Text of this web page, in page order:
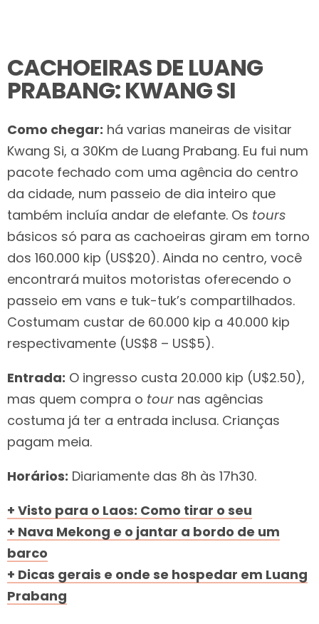
CACHOEIRAS DE LUANG
PRABANG: KWANG SI
Como chegar: há varias maneiras de visitar
Kwang Si, a 30Km de Luang Prabang. Eu fui num
pacote fechado com uma agência do centro
da cidade, num passeio de dia inteiro que
também incluía andar de elefante. Os tours
básicos só para as cachoeiras giram em torno
dos 160.000 kip (US$20). Ainda no centro, você
encontrará muitos motoristas oferecendo o
passeio em vans e tuk-tuk’s compartilhados.
Costumam custar de 60.000 kip a 40.000 kip
respectivamente (US$8 – US$5).
Entrada: O ingresso custa 20.000 kip (U$2.50),
mas quem compra o tour nas agências
costuma já ter a entrada inclusa. Crianças
pagam meia.
Horários: Diariamente das 8h às 17h30.
+ Visto para o Laos: Como tirar o seu
+ Nava Mekong e o jantar a bordo de um
barco
+ Dicas gerais e onde se hospedar em Luang
Prabang